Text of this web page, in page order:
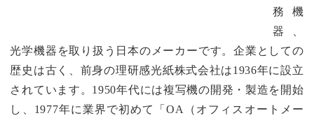
務機
器、
光学機器を取り扱う日本のメーカーです。企業としての
歴史は古く、前身の理研感光紙株式会社は1936年に設立
されています。1950年代には複写機の開発・製造を開始
し、1977年に業界で初めて「OA（オフィスオートメー